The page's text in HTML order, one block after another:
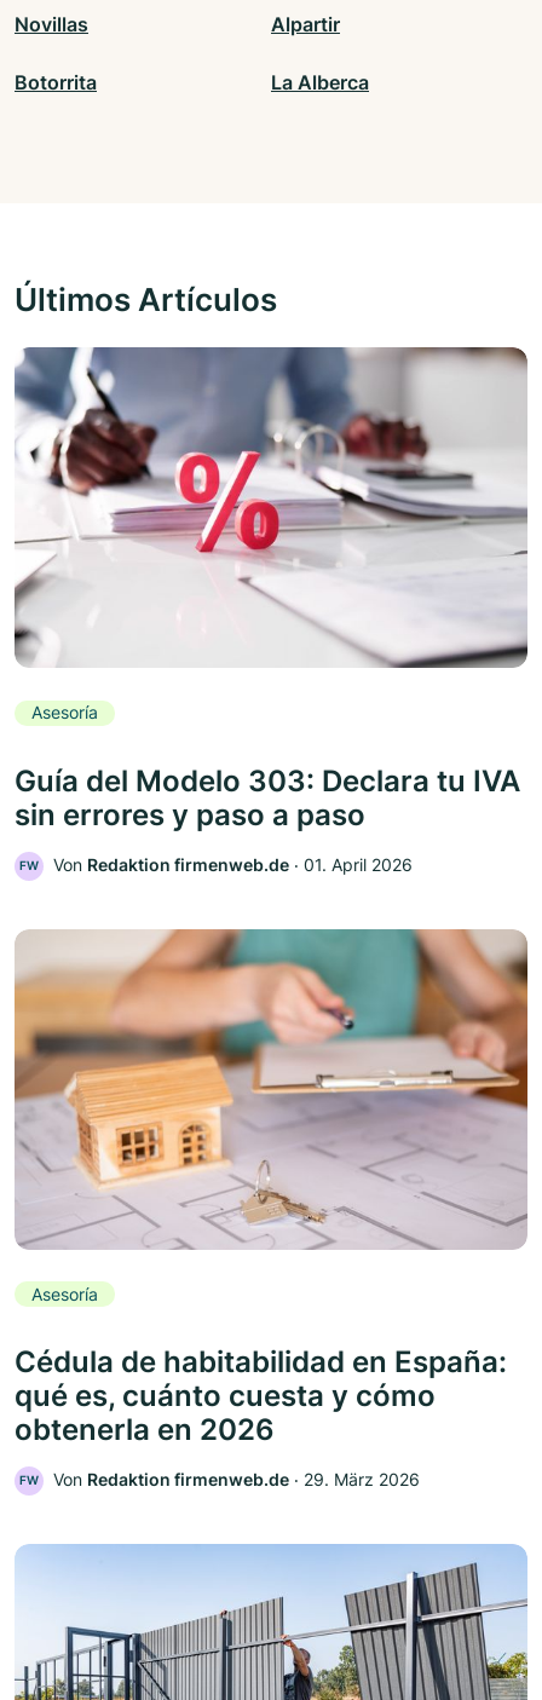
Novillas Alpartir
Botorrita La Alberca
Últimos Artículos
Asesoría
Guía del Modelo 303: Declara tu IVA
sin errores y paso a paso
FW Von Redaktion firmenweb.de ‧ 01. April 2026
Asesoría
Cédula de habitabilidad en España:
qué es, cuánto cuesta y cómo
obtenerla en 2026
FW Von Redaktion firmenweb.de ‧ 29. März 2026